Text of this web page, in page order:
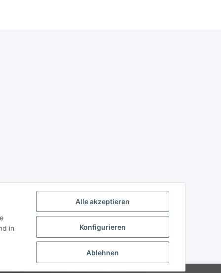
Alle akzeptieren
Konfigurieren
Ablehnen
in